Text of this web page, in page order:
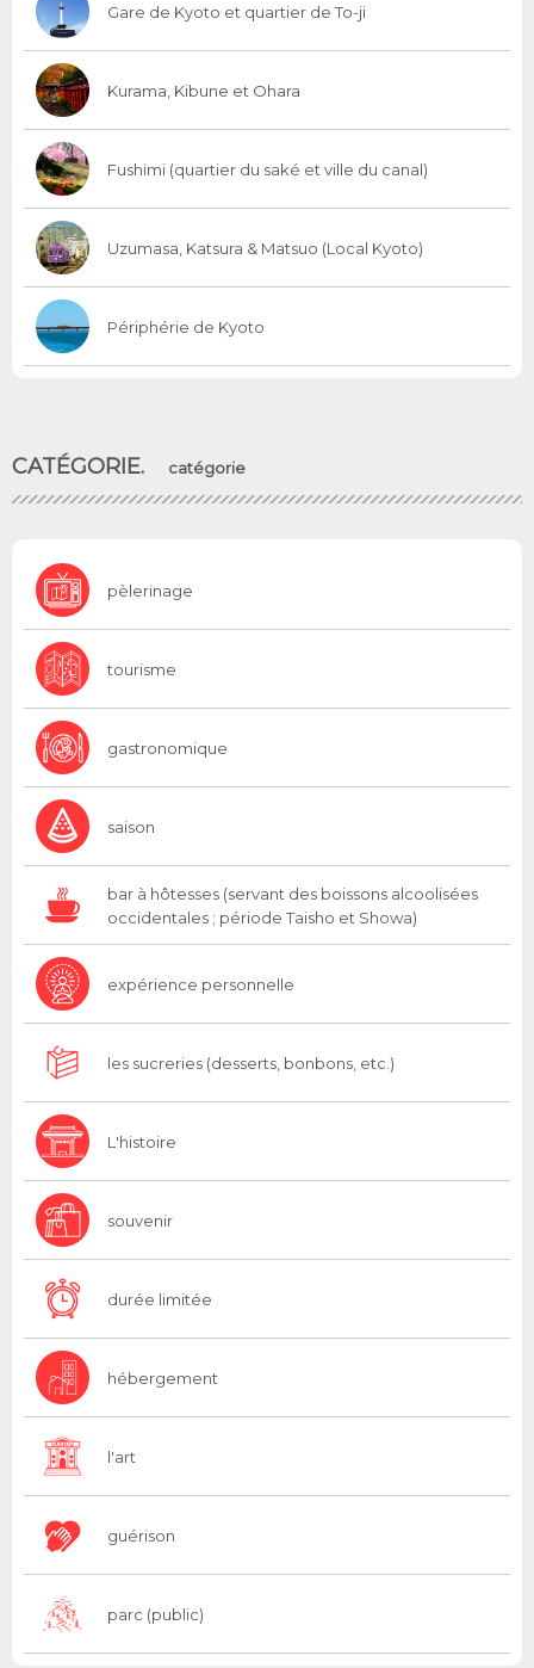
Gare de Kyoto et quartier de To-ji
Kurama, Kibune et Ohara
Fushimi (quartier du saké et ville du canal)
Uzumasa, Katsura & Matsuo (Local Kyoto)
Périphérie de Kyoto
CATÉGORIE. catégorie
pèlerinage
tourisme
gastronomique
saison
bar à hôtesses (servant des boissons alcoolisées
occidentales ; période Taisho et Showa)
expérience personnelle
les sucreries (desserts, bonbons, etc.)
L'histoire
souvenir
durée limitée
hébergement
l'art
guérison
parc (public)